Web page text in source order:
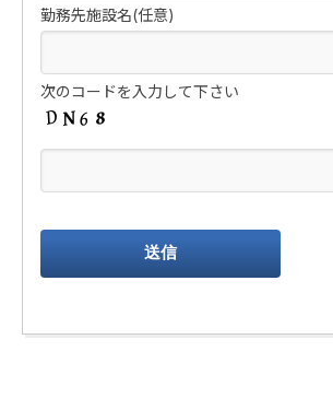
勤務先施設名(任意)
次のコードを入力して下さい